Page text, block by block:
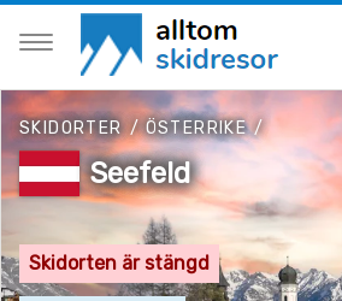
SKIDORTER /ÖSTERRIKE/
Seefeld
Skidorten är stängd